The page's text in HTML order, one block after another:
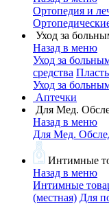
Ортопедия и
Уход за
Назад в меню
Уход за
средства
Уход за
Аптечки
Для Мед.
Назад в меню
Для Мед.
Интимные
Назад в меню
Интимные
(местная) Для